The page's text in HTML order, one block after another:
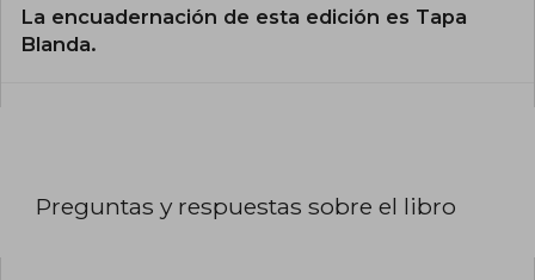
La encuadernación de esta edición es Tapa
Blanda.
Preguntas y respuestas sobre el libro